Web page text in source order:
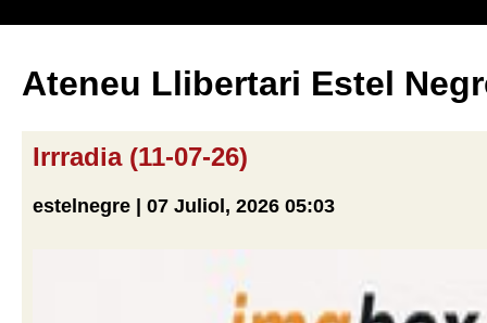
Ateneu Llibertari Estel
Irrradia (11-07-26)
estelnegre | 07 Juliol, 2026 05:03